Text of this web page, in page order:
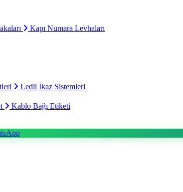
Kapı Numara Levhaları
Ledli İkaz Sistemleri
Kablo Bağı Etiketi